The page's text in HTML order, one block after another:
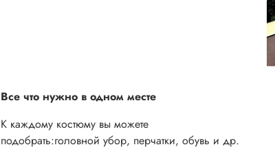
Все что нужно в одном месте
К каждому костюму вы можете
подобрать:головной убор, перчатки, обувь и др.